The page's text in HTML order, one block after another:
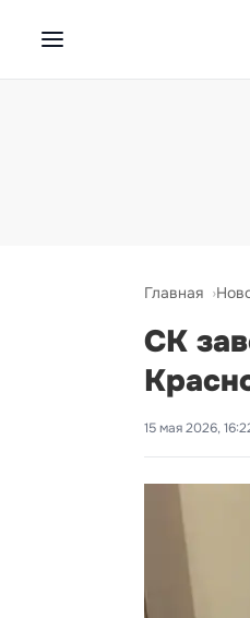
Главная
СК
15 мая 2026,